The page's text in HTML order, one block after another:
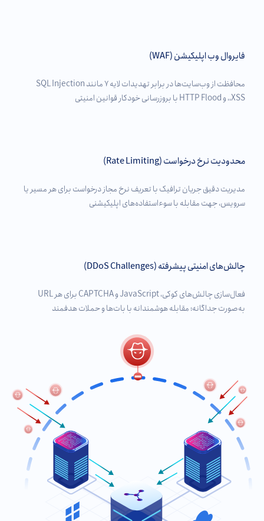
فایروال وب اپلیکیشن (WAF)
محافظت از وب‌سایت‌ها در برابر تهدیدات لایه ۷ مانند SQL Injection
،XSS، و HTTP Flood با بروزرسانی خودکار قوانین امنیتی
محدودیت نرخ درخواست (Rate Limiting)
مدیریت دقیق جریان ترافیک با تعریف نرخ مجاز درخواست برای هر مسیر یا
سرویس، جهت مقابله با سوءاستفاده‌های اپلیکیشنی
چالش‌های امنیتی پیشرفته (DDoS Challenges)
فعال‌سازی چالش‌های کوکی، JavaScript و CAPTCHA برای هر URL
به‌صورت جداگانه؛ مقابله هوشمندانه با بات‌ها و حملات هدفمند